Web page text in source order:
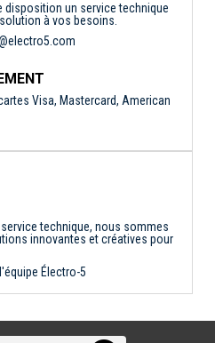
disposition un service technique
à vos besoins.
Visa, Mastercard, American
technique, nous sommes
innovantes et créatives pour
Électro-5